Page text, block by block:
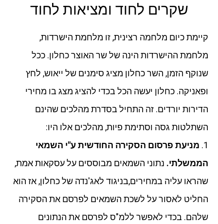
שקרים לחוד ומציאות לחוד
קיימת כיום מלחמה רצינית, זו מלחמת הישרדות,
מלחמת ההישרדות הינה של שר האוצר כחלון. ככל
שנוקף הזמן, השר כחלון מציג סימנים של ייאוש, לחץ
ופאניקה. כחלון יעשה הכל בכדי להציג מצג בו מחירי
הדירות יורדים. זה התחיל בסדרת מהלכים שהינם
השתלטות גסה וסתימת פיות, מהלכים אלו היו:
1. מניעת פרסום הסקירה החודשית ע"י השמאי
הממשלתי. נתוני השמאים מבוססים על עסקאות אמת,
שהראו עליה במחירים,בניגוד לאג'נדה של כחלון, אז הוא
החליט לאסור על לשכת השמאים לפרסם את הסקירה
שלהם. בכדי לאפשר ללמ"ס לפרסם את הנתונים